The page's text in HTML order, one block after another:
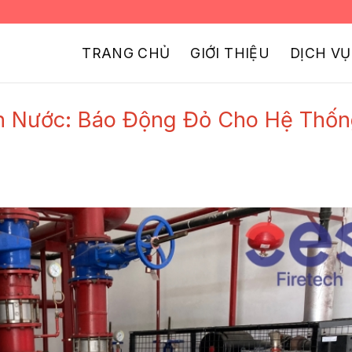
TRANG CHỦ GIỚI THIỆU DỊCH VỤ
Nước: Báo Động Đỏ Cho Hệ